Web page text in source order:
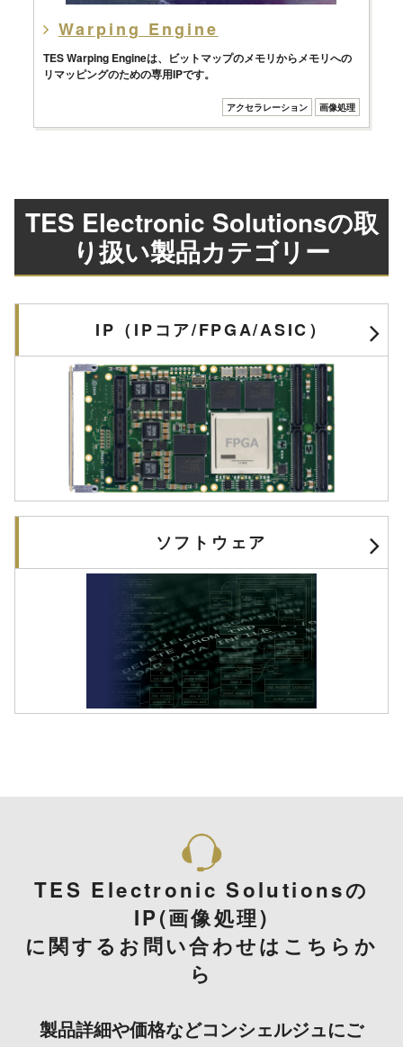
Warping Engine
TES Warping Engineは、ビットマップのメモリからメモリへの
リマッピングのための専用IPです。
アクセラレーション 画像処理
TES Electronic Solutionsの取
り扱い製品カテゴリー
IP（IPコア/FPGA/ASIC）
ソフトウェア
TES Electronic Solutionsの
IP(画像処理)
に関するお問い合わせはこちらか
ら
製品詳細や価格などコンシェルジュにご